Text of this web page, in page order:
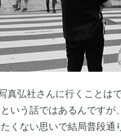
真弘社さんに行くことは
いう話ではあるんですが
くない思いで結局普段通